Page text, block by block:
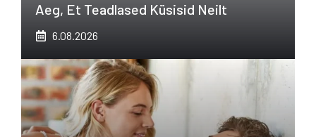
Aeg, Et Teadlased Küsisid Neilt
6.08.2026